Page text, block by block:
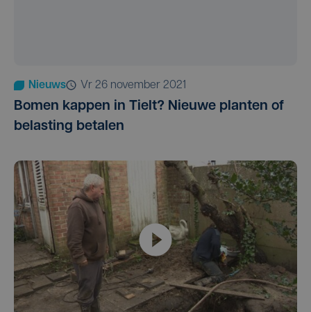
Nieuws vr 26 november 2021
Bomen kappen in Tielt? Nieuwe planten of
belasting betalen